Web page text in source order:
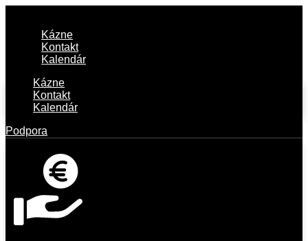
Kázne
Kontakt
Kalendár
Kázne
Kontakt
Kalendár
Podpora